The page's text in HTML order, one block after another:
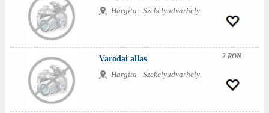
Hargita - Szekelyudvarhely
Varodai allas
Hargita - Szekelyudvarhely
2 RON